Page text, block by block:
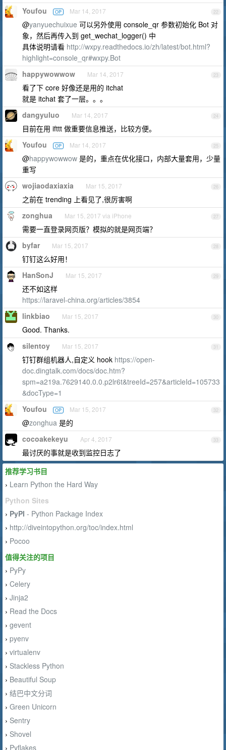
22
Youfou OP Mar 14, 2017
@yanyuechuixue 可以另外使用 console_qr 参数初始化 Bot 对
象，然后再传入到 get_wechat_logger() 中
具体说明请看 http://wxpy.readthedocs.io/zh/latest/bot.html?
highlight=console_qr#wxpy.Bot
23
happywowwow Mar 14, 2017
看了下 core 好像还是用的 itchat
就是 itchat 套了一层。。。
24
dangyuluo Mar 14, 2017
目前在用 ifttt 做重要信息推送，比较方便。
25
Youfou OP Mar 14, 2017
@happywowwow 是的，重点在优化接口，内部大量套用，少量
重写
26
wojiaodaxiaxia Mar 15, 2017
之前在 trending 上看见了,很厉害啊
27
zonghua Mar 15, 2017 via iPhone
需要一直登录网页版？模拟的就是网页端？
28
byfar Mar 15, 2017
钉钉这么好用！
29
HanSonJ Mar 15, 2017
还不如这样
https://laravel-china.org/articles/3854
30
linkbiao Mar 15, 2017
Good. Thanks.
31
silentoy Mar 15, 2017
钉钉群组机器人,自定义 hook https://open-
doc.dingtalk.com/docs/doc.htm?
spm=a219a.7629140.0.0.p2lr6t&treeId=257&articleId=105733
&docType=1
32
Youfou OP Mar 15, 2017
@zonghua 是的
33
cocoakekeyu Apr 4, 2017
最讨厌的事就是收到监控日志了
推荐学习书目
› Learn Python the Hard Way
Python Sites
› PyPI - Python Package Index
› http://diveintopython.org/toc/index.html
› Pocoo
值得关注的项目
› PyPy
› Celery
› Jinja2
› Read the Docs
› gevent
› pyenv
› virtualenv
› Stackless Python
› Beautiful Soup
› 结巴中文分词
› Green Unicorn
› Sentry
› Shovel
› Pyflakes